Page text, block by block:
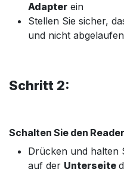
Adapter ein
Stellen Sie sicher,
und nicht
Schritt 2:
Schalten Sie den
Drücken und halten
auf der Unterseite